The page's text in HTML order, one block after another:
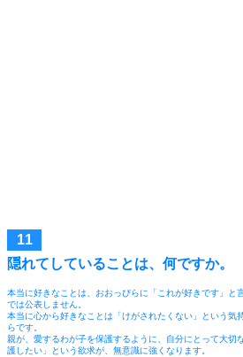
隠れてしていることは、何ですか。
本当に好きなことは、おおっぴらに「これが好きです」と
では公表しません。
本当に心から好きなことは「けがされたくない」という気
らです。
親が、愛するわが子を保護するように、自分にとって大切
護したい」という欲求が、無意識に強くなります。